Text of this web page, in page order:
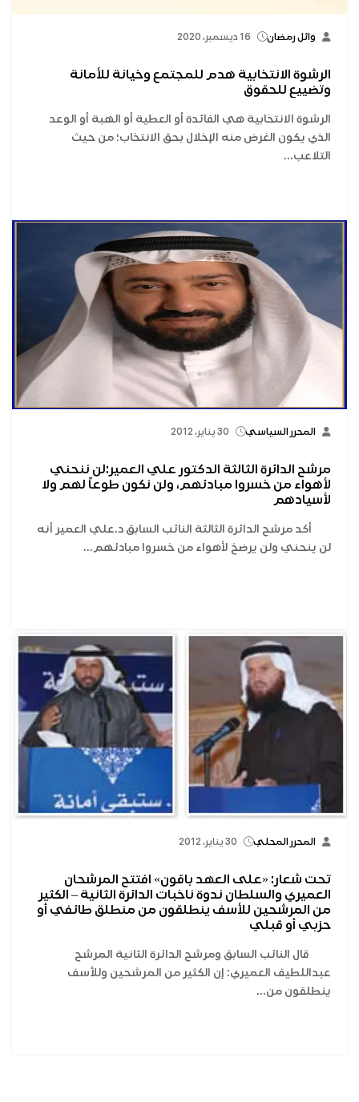
وائل رمضان 16 ديسمبر، 2020
الرشوة الانتخابية هدم للمجتمع وخيانة للأمانة
وتضييع للحقوق
الرشوة الانتخابية هي الفائدة أو العطية أو الهبة أو الوعد
الذي يكون الغرض منه الإخلال بحق الانتخاب؛ من حيث
التلاعب...
المحرر السياسي 30 يناير، 2012
مرشح الدائرة الثالثة الدكتور علي العمير:لن ننحني
لأهواء من خسروا مبادئهم، ولن نكون طوعاً لهم ولا
لأسيادهم
أكد مرشح الدائرة الثالثة النائب السابق د.علي العمير أنه
لن ينحني ولن يرضخ لأهواء من خسروا مبادئهم...
المحرر المحلي 30 يناير، 2012
تحت شعار: «على العهد باقون» افتتح المرشحان
العميري والسلطان ندوة ناخبات الدائرة الثانية – الكثير
من المرشحين للأسف ينطلقون من منطلق طائفي أو
حزبي أو قبلي
قال النائب السابق ومرشح الدائرة الثانية المرشح
عبداللطيف العميري: إن الكثير من المرشحين وللأسف
ينطلقون من...